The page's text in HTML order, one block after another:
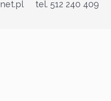
tel. 512 240 409